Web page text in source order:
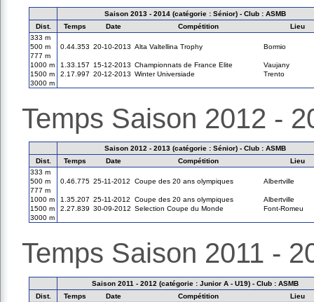
Saison 2013 - 2014 (catégorie : Sénior) - Club : ASMB
Dist.
Temps Date Compétition
Lieu
333 m
500 m
0.44.353 20-10-2013 Alta Valtellina Trophy
Bormio
777 m
1000 m
1.33.157 15-12-2013 Championnats de France Elite
Vaujany
1500 m
2.17.997 20-12-2013 Winter Universiade
Trento
3000 m
Temps Saison 2012 -
Saison 2012 - 2013 (catégorie : Sénior) - Club : ASMB
Dist.
Temps Date Compétition
Lieu
333 m
500 m
0.46.775 25-11-2012 Coupe des 20 ans olympiques
Albertville
777 m
1000 m
1.35.207 25-11-2012 Coupe des 20 ans olympiques
Albertville
1500 m
2.27.839 30-09-2012 Selection Coupe du Monde
Font-Romeu
3000 m
Temps Saison 2011 -
Saison 2011 - 2012 (catégorie : Junior A - U19) - Club : ASMB
Dist.
Temps Date Compétition
Lieu